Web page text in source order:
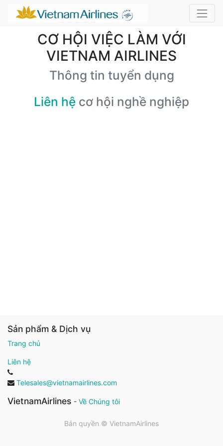
CƠ HỘI VIỆC LÀM VỚI
VIETNAM AIRLINES
Thông tin tuyển dụng
Liên hệ cơ hội nghề nghiệp
Sản phẩm & Dịch vụ
Trang chủ
Liên hệ
Telesales@vietnamairlines.com
VietnamAirlines - Về Chúng tôi
Bản quyền © VietnamAirlines